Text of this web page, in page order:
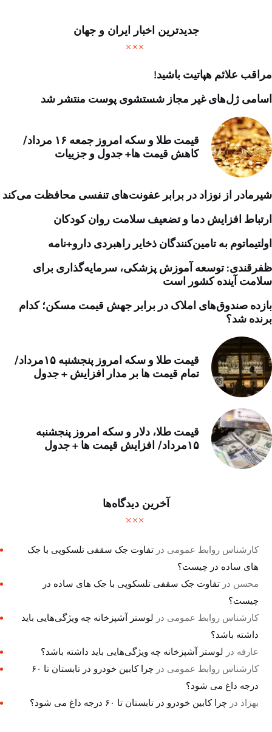
جدیدترین اخبار ایران و جهان
مراقب علائم هپاتیت باشید!
اسامی ژل‌های غیر مجاز شستشوی پوست منتشر شد
قیمت طلا و سکه امروز جمعه ۱۶ مرداد/
کاهش قیمت ها+ جدول و جزییات
شیرمادر از نوزاد در برابر عفونت‌های تنفسی محافظت می‌کند
ارتباط افزایش دما و تضعیف سلامت روان کودکان
اولتیماتوم به تامین‌کنندگان ذخایر راهبردی دارو+نامه
ظفرقندی: توسعه آموزش پزشکی، سرمایه‌گذاری برای
سلامت آینده کشور است
بازده صندوق‌های املاک در برابر جهش قیمت مسکن؛ کدام
برنده شد؟
قیمت طلا و سکه امروز پنجشنبه ۱۵مرداد/
تمام قیمت ها بر مدار افزایش + جدول
قیمت طلا، دلار و سکه امروز پنجشنبه
۱۵مرداد/ افزایش قیمت ها + جدول
آخرین دیدگاه‌ها
کارشناس روابط عمومی درتفاوت جک سقفی تلسکوپی با جک
های ساده در چیست؟
محسن درتفاوت جک سقفی تلسکوپی با جک های ساده در
چیست؟
کارشناس روابط عمومی در لوستر آشپزخانه چه ویژگی‌هایی باید
داشته باشد؟
عارفه در لوستر آشپزخانه چه ویژگی‌هایی باید داشته باشد؟
کارشناس روابط عمومی در
چرا کابین خودرو در تابستان تا ۶۰
درجه داغ می شود؟
بهزاد درچرا کابین خودرو در تابستان تا ۶۰ درجه داغ می شود؟